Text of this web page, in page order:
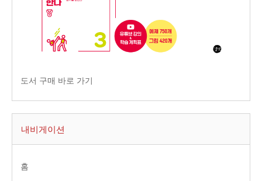
도서 구매 바로 가기
내비게이션
홈